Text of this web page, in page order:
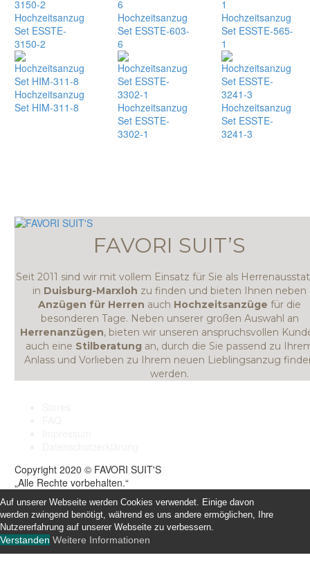
Hochzeitsanzug
Set ESSTE-
3150-2
Hochzeitsanzug
Set ESSTE-603-
6
Hochzeitsanzug
Set ESSTE-565-
1
Hochzeitsanzug
Set HIM-311-8
Hochzeitsanzug
Set ESSTE-
3302-1
Hochzeitsanzug
Set ESSTE-
3241-3
FAVORI SUIT’S
Seit 2011 sind wir mit vollem Einsatz für Sie als
in Duisburg-Marxloh zu finden und bieten Ihnen neben
Anzügen für Herren auch Hochzeitsanzüge für die
besonderen Tage. Neben unserer großen Auswahl an
Herrenanzügen, bieten wir unseren anspruchsvollen
auch eine Stilberatung an, durch die Sie passend zu
Anlass und Vorlieben zu Ihrem neuen Lieblingsanzug
werden.
Copyright 2020 © FAVORI SUIT'S
„Alle Rechte vorbehalten.“
Auf unserer Webseite werden Cookies verwendet. Einige davon
werden zwingend benötigt, während es uns andere ermöglichen, Ihre
Nutzererfahrung auf unserer Webseite zu verbessern.
Verstanden Weitere Informationen